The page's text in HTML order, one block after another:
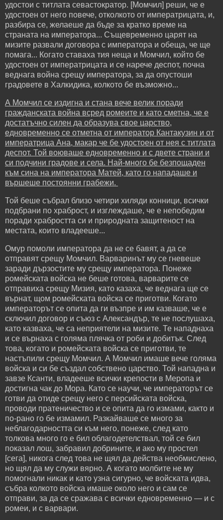
удостои с титлата севастократор. [Момчил] реши, че е
удостоен от него повече, отколкото от императрицата, и,
разбира се, желаеше да бъде за кратко време на
страната на императора... Същевременно царят на
мизите развали договора с императора и обеща, че ще
помага... Когато ставаха тия неща и Момчил, който бе
удостоен от императрицата и се нарече деспот, почна
веднага война срещу императора, за да опустоши
градовете в Халкидика, колкото бе възможно...
А Момчил се издигна и стана вече велик поради
гражданската война всред ромеите и като сметна, че е
достатъчно силен да образува свое царство,
едновременно се отметна от император Кантакузин и от
императрица Ана, макар че бе удостоен от нея с титлата
деспот. Той воюваше едновременно и с двете страни и
си подчини градове и села. Най-много бе безпощаден
към сина на императора Матей, като го нападаше и
вършеше постоянни грабежи.
Той беше събрал близо четири хиляди конници, всички
подбрани по храброст, и изглеждаше, че е непобедим
поради храбростта си и природната защитеност на
местата, които владееше...
Омур помоли императора да не се бавят, а да се
отправят срещу Момчил. Варваринът му се гневеше
заради дързостите му срещу императора. Понеже
ромейската войска не беше готова, варварите се
отправиха срещу Мизия, като казаха, че веднага ще се
върнат, щом ромейската войска се приготви. Когато
императорът се опита да ги възпре и им казваше, че е
сключил договор и съюз с Александър, те не послушаха,
като казваха, че са неприятели на мизите. Те нападнаха
и се върнаха с голяма плячка от роби и добитък. След
това, когато и ромейската войска се приготви, те
настъпили срещу Момчил. А Момчил имаше вече голяма
войска и си бе създал собствено царство. Той нападна и
завзе Ксанти, владееше всички крепости в Меропа и
достигна чак до Мора. Като се научи, че императорът се
готви да отиде срещу него с персийската войска,
проводи пратеничество и се опита да го измами, както и
по-рано го бе измамил. Разкайваше се много за
неблагодарността си към него, понеже, след като
толкова много го е бил облагодетелствал, той се бил
показал лош, забравил добрините, и ако му простел
[сега], никога след това не щял да действа необмислено,
но щял да му служи вярно. А когато молбите не му
помогнали никак и като узна сигурно, че войската идва,
събра колкото войска имаше около него и сам се
отправи, за да се сражава с всички едновременно — и с
ромеи, и с варвари.